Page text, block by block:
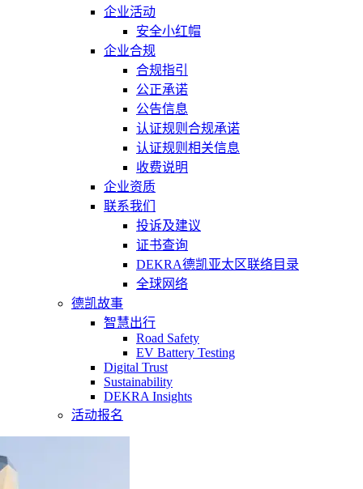
企业活动
安全小红帽
企业合规
合规指引
公正承诺
公告信息
认证规则合规承诺
认证规则相关信息
收费说明
企业资质
联系我们
投诉及建议
证书查询
DEKRA德凯亚太区联络目录
全球网络
德凯故事
智慧出行
Road Safety
EV Battery Testing
Digital Trust
Sustainability
DEKRA Insights
活动报名